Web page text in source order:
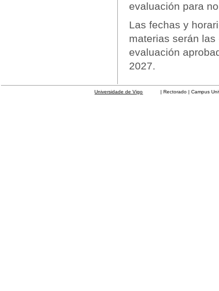
evaluación para
Las fechas y
materias serán
evaluación
2027.
Universidade de Vigo | Rectorado | Campus